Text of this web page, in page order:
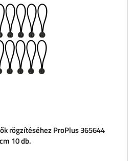
rögzítéséhez ProPlus 365644
10 db.